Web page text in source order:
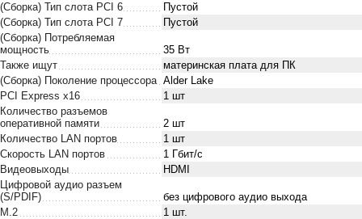
(Сборка) Тип слота PCI 6
Пустой
(Сборка) Тип слота PCI 7
Пустой
(Сборка) Потребляемая
мощность
35 Вт
Также ищут
материнская плата для ПК
(Сборка) Поколение процессора Alder Lake
PCI Express x16
1 шт
Количество разъемов
оперативной памяти
2 шт
Количество LAN портов
1 шт
Скорость LAN портов
1 Гбит/с
Видеовыходы
HDMI
Цифровой аудио разъем
(S/PDIF)
без цифрового аудио выхода
M.2
1 шт.